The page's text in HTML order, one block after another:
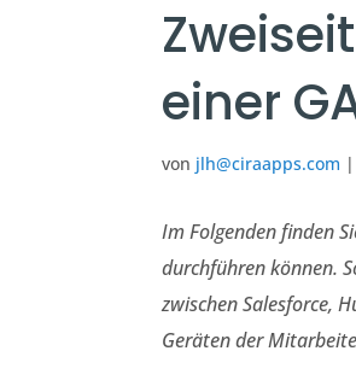
einer
von jlh@ciraapps.com |
Im Folgenden finden
durchführen können.
zwischenSalesforce,
Geräten der